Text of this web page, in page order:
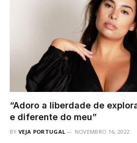
“Adoro a liberdade de
e diferente do meu”
BY VEJA PORTUGAL NOVEMBRO 16, 2022